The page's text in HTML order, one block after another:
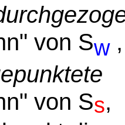
von Sw,
von Ss,